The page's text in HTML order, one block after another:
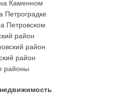
Каменном
Петроградке
Петровском
район
район
район
районы